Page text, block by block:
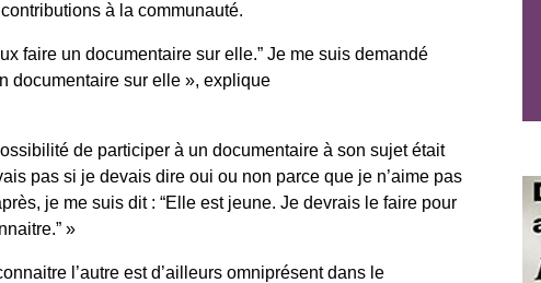
à la communauté.
faire un documentaire sur elle.” Je me suis demandé
documentaire sur elle », explique
de participer à un documentaire à son sujet était
pas si je devais dire oui ou non parce que je n’aime pas
je me suis dit : “Elle est jeune. Je devrais le faire pour
»
l’autre est d’ailleurs omniprésent dans le